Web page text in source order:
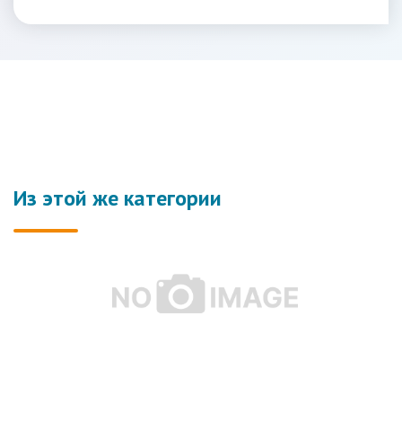
Из этой же категории